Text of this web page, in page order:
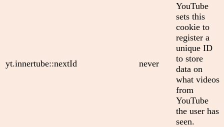
yt.innertube::nextId never
YouTube
sets this
cookie to
register a
unique ID
to store
data on
what videos
from
YouTube
the user has
seen.